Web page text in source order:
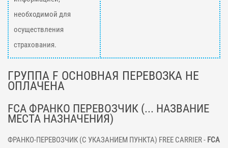
необходимой для
осуществления
страхования.
ГРУППА F ОСНОВНАЯ ПЕРЕВОЗКА НЕ
ОПЛАЧЕНА
FCA ФРАНКО ПЕРЕВОЗЧИК (... НАЗВАНИЕ
МЕСТА НАЗНАЧЕНИЯ)
ФРАНКО-ПЕРЕВОЗЧИК (С УКАЗАНИЕМ ПУНКТА) FREE CARRIER - FCA